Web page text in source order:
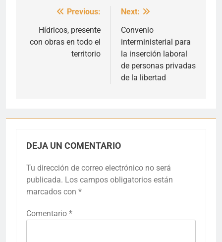
Navegación
entradas
Previous:
Hídricos, presente
con obras en todo el
territorio
Next:
Convenio
interministerial para
la inserción laboral
de personas privadas
de la libertad
DEJA UN COMENTARIO
Tu dirección de correo electrónico no será
publicada. Los campos obligatorios están
marcados con *
Comentario *